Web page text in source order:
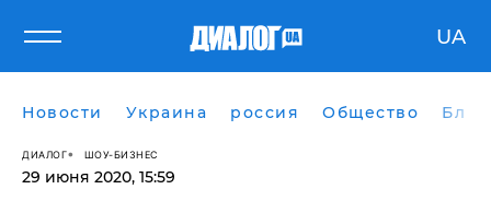
UA
Новости Украина россия Общество
ДИАЛОГ ШОУ-БИЗНЕС
29 июня 2020, 15:59